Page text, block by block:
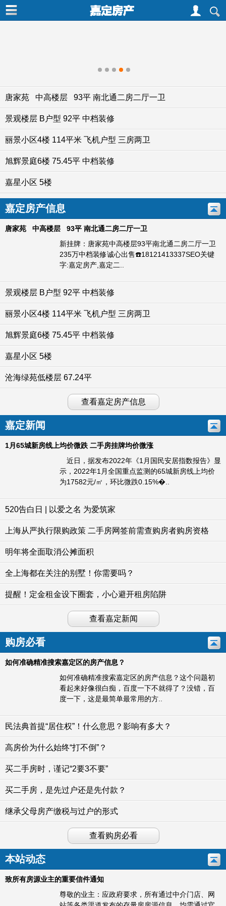
3 4 5
唐家苑 中高楼层 93平 南北通二房二厅一卫
景观楼层 B户型 92平 中档装修
丽景小区4楼 114平米 飞机户型 三房两卫
旭辉景庭6楼 75.45平 中档装修
嘉星小区 5楼
嘉定房产信息
唐家苑 中高楼层 93平 南北通二房二厅一卫
新挂牌：唐家苑中高楼层93平南北通二房二厅一卫
235万中档装修诚心出售☎️18121413337SEO关键
字:嘉定房产,嘉定二..
景观楼层 B户型 92平 中档装修
丽景小区4楼 114平米 飞机户型 三房两卫
旭辉景庭6楼 75.45平 中档装修
嘉星小区 5楼
沧海绿苑低楼层 67.24平
查看嘉定房产信息
嘉定新闻
1月65城新房线上均价微跌 二手房挂牌均价微涨
近日，据发布2022年《1月国民安居指数报告》显
示，2022年1月全国重点监测的65城新房线上均价
为17582元/㎡，环比微跌0.15%�..
520告白日 | 以爱之名 为爱筑家
上海从严执行限购政策 二手房网签前需查购房者购房资格
明年将全面取消公摊面积
全上海都在关注的别墅！你需要吗？
提醒！定金租金设下圈套，小心避开租房陷阱
查看嘉定新闻
购房必看
如何准确精准搜索嘉定区的房产信息？
如何准确精准搜索嘉定区的房产信息？这个问题初
看起来好像很白痴，百度一下不就得了？没错，百
度一下，这是最简单最常用的方..
民法典首提“居住权”！什么意思？影响有多大？
高房价为什么始终“打不倒”？
买二手房时，谨记“2要3不要”
买二手房，是先过户还是先付款？
继承父母房产缴税与过户的形式
查看购房必看
本站动态
致所有房源业主的重要信件通知
尊敬的业主：应政府要求，所有通过中介门店、网